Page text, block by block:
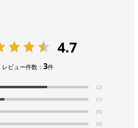
4.7
レビュー件数：3件
(2)
(1)
(0)
(0)